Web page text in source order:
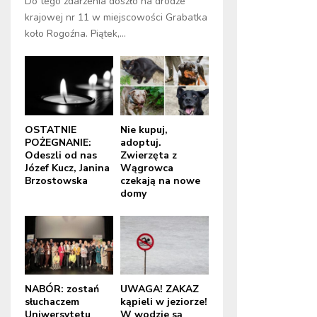
krajowej nr 11 w miejscowości Grabatka
koło Rogoźna. Piątek,...
OSTATNIE
POŻEGNANIE:
Odeszli od nas
Józef Kucz, Janina
Brzostowska
Nie kupuj,
adoptuj.
Zwierzęta z
Wągrowca
czekają na nowe
domy
NABÓR: zostań
słuchaczem
UWAGA! ZAKAZ
kąpieli w jeziorze!